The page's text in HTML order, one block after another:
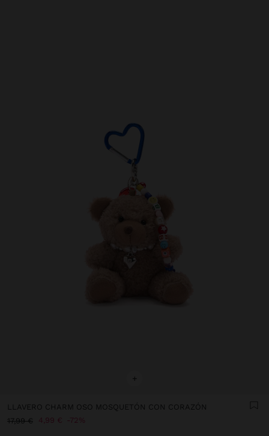
+
LLAVERO CHARM OSO MOSQUETÓN CON CORAZÓN
17,99 €
4,99 € 72%